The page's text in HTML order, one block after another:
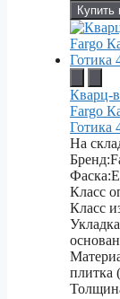
Купить
Кварц-
Fargo
Готика
На
Бренд:
Фаска:
Класс
Класс
плитка